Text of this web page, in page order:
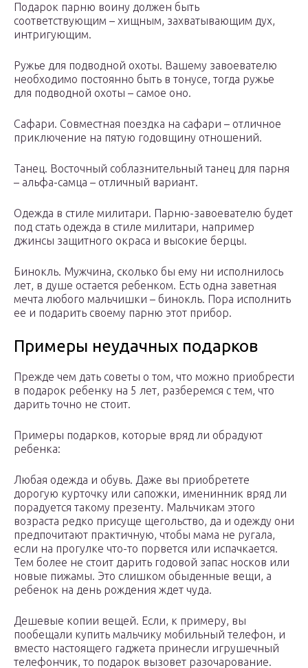
Подарок парню воину должен быть
соответствующим – хищным, захватывающим дух,
интригующим.
Ружье для подводной охоты. Вашему завоевателю
необходимо постоянно быть в тонусе, тогда ружье
для подводной охоты – самое оно.
Сафари. Совместная поездка на сафари – отличное
приключение на пятую годовщину отношений.
Танец. Восточный соблазнительный танец для парня
– альфа-самца – отличный вариант.
Одежда в стиле милитари. Парню-завоевателю будет
под стать одежда в стиле милитари, например
джинсы защитного окраса и высокие берцы.
Бинокль. Мужчина, сколько бы ему ни исполнилось
лет, в душе остается ребенком. Есть одна заветная
мечта любого мальчишки – бинокль. Пора исполнить
ее и подарить своему парню этот прибор.
Примеры неудачных подарков
Прежде чем дать советы о том, что можно приобрести
в подарок ребенку на 5 лет, разберемся с тем, что
дарить точно не стоит.
Примеры подарков, которые вряд ли обрадуют
ребенка:
Любая одежда и обувь. Даже вы приобретете
дорогую курточку или сапожки, именинник вряд ли
порадуется такому презенту. Мальчикам этого
возраста редко присуще щегольство, да и одежду они
предпочитают практичную, чтобы мама не ругала,
если на прогулке что-то порвется или испачкается.
Тем более не стоит дарить годовой запас носков или
новые пижамы. Это слишком обыденные вещи, а
ребенок на день рождения ждет чуда.
Дешевые копии вещей. Если, к примеру, вы
пообещали купить мальчику мобильный телефон, и
вместо настоящего гаджета принесли игрушечный
телефончик, то подарок вызовет разочарование.